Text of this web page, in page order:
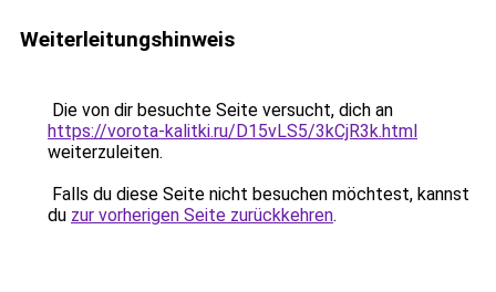
Weiterleitungshinweis
Die von dir besuchte Seite versucht, dich an
https://vorota-kalitki.ru/D15vLS5/3kCjR3k.html
weiterzuleiten.
Falls du diese Seite nicht besuchen möchtest, kannst
du zur vorherigen Seite zurückkehren.